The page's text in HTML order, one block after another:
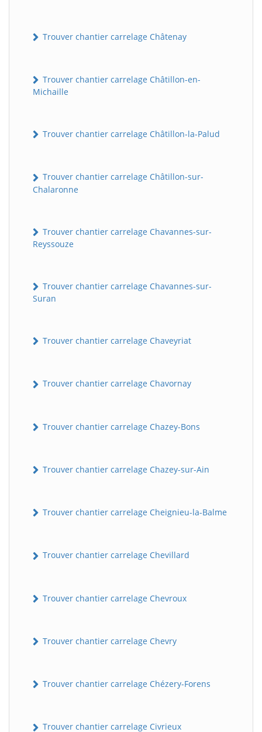
Trouver chantier carrelage Châtenay
Trouver chantier carrelage Châtillon-en-
Michaille
Trouver chantier carrelage Châtillon-la-Palud
Trouver chantier carrelage Châtillon-sur-
Chalaronne
Trouver chantier carrelage Chavannes-sur-
Reyssouze
Trouver chantier carrelage Chavannes-sur-
Suran
Trouver chantier carrelage Chaveyriat
Trouver chantier carrelage Chavornay
Trouver chantier carrelage Chazey-Bons
Trouver chantier carrelage Chazey-sur-Ain
Trouver chantier carrelage Cheignieu-la-Balme
Trouver chantier carrelage Chevillard
Trouver chantier carrelage Chevroux
Trouver chantier carrelage Chevry
Trouver chantier carrelage Chézery-Forens
Trouver chantier carrelage Civrieux
BatiWebPro